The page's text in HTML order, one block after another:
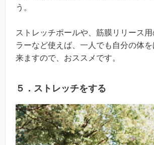
う。
ストレッチポールや、筋膜リリース
ラーなど使えば、一人でも自分の体
来ますので、おススメです。
５．ストレッチをする